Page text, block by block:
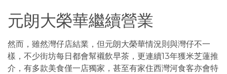
元朗大榮華繼續營業
然而，雖然灣仔店結業，但元朗大榮華情況則與灣仔不一
樣，不少街坊每日都會幫襯飲早茶，更連續13年獲米芝蓮推
介，有多款美食僅一店獨家，甚至有家住西灣河食客亦會特